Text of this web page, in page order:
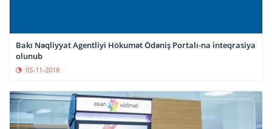
Bakı Nəqliyyat Agentliyi Hökumət Ödəniş Portalı-na inteqrasiya
olunub
05-11-2018